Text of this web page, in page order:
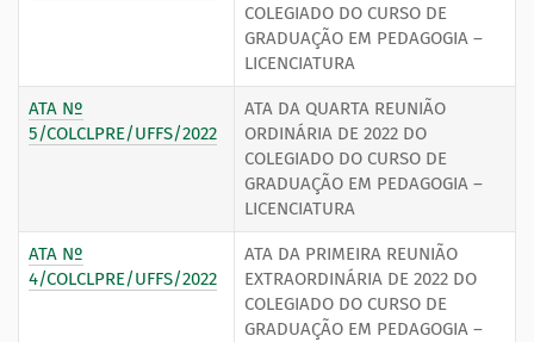
COLEGIADO DO CURSO DE
GRADUAÇÃO EM PEDAGOGIA –
LICENCIATURA
ATA Nº
5/COLCLPRE/UFFS/2022
ATA DA QUARTA REUNIÃO
ORDINÁRIA DE 2022 DO
COLEGIADO DO CURSO DE
GRADUAÇÃO EM PEDAGOGIA –
LICENCIATURA
ATA Nº
4/COLCLPRE/UFFS/2022
ATA DA PRIMEIRA REUNIÃO
EXTRAORDINÁRIA DE 2022 DO
COLEGIADO DO CURSO DE
GRADUAÇÃO EM PEDAGOGIA –